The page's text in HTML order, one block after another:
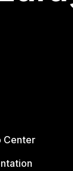
Center